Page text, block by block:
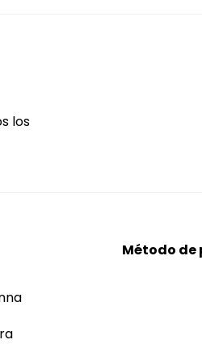
los
Método de